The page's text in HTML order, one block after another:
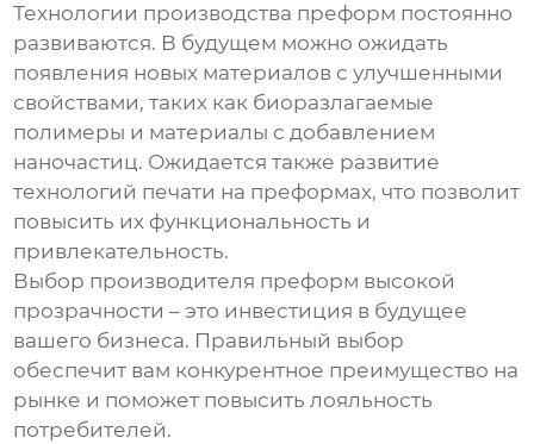
Технологии производства преформ постоянно
развиваются. В будущем можно ожидать
появления новых материалов с улучшенными
свойствами, таких как биоразлагаемые
полимеры и материалы с добавлением
наночастиц. Ожидается также развитие
технологий печати на преформах, что позволит
повысить их функциональность и
привлекательность.
Выбор производителя преформ высокой
прозрачности – это инвестиция в будущее
вашего бизнеса. Правильный выбор
обеспечит вам конкурентное преимущество на
рынке и поможет повысить лояльность
потребителей.